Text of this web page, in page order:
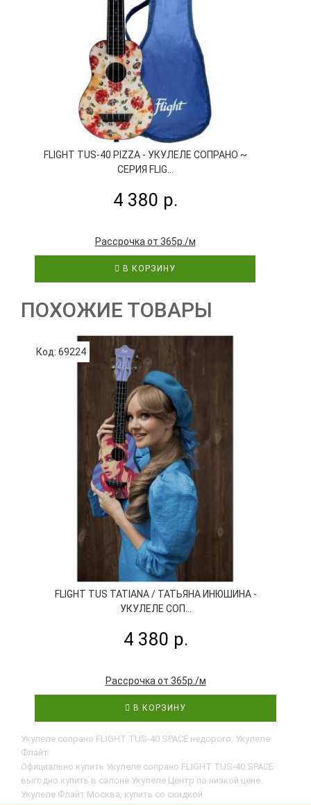
FLIGHT TUS-40 PIZZA - УКУЛЕЛЕ СОПРАНО ~
СЕРИЯ FLIG...
4 380 р.
Рассрочка от 365р./м
В КОРЗИНУ
ПОХОЖИЕ ТОВАРЫ
Код: 69224
FLIGHT TUS TATIANA / ТАТЬЯНА ИНЮШИНА -
УКУЛЕЛЕ СОП...
4 380 р.
Рассрочка от 365р./м
В КОРЗИНУ
Укулеле сопрано FLIGHT TUS-40 SPACE недорого. Укулеле
Флайт
Официально купить Укулеле сопрано FLIGHT TUS-40 SPACE
выгодно купить в салоне Укулеле Центр по низкой цене.
Укулеле Флайт Москва, купить со скидкой